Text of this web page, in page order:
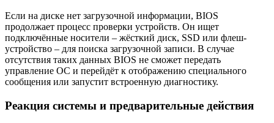
Если на диске нет загрузочной информации, BIOS
продолжает процесс проверки устройств. Он ищет
подключённые носители – жёсткий диск, SSD или флеш-
устройство – для поиска загрузочной записи. В случае
отсутствия таких данных BIOS не сможет передать
управление ОС и перейдёт к отображению специального
сообщения или запустит встроенную диагностику.
Реакция системы и предварительные действия